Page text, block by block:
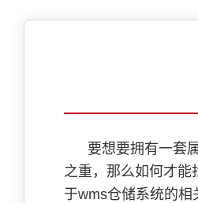
要想要拥有一套属
之重，那么如何才能
于wms仓储系统的相